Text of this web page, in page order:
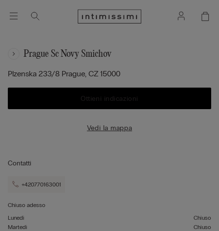
Prague Sc Novy Smichov
Plzenska 233/8 Prague, CZ 15000
Ottieni indicazioni
Vedi la mappa
Contatti
+420770163001
Chiuso adesso
Lunedì
Chiuso
Martedì
Chiuso